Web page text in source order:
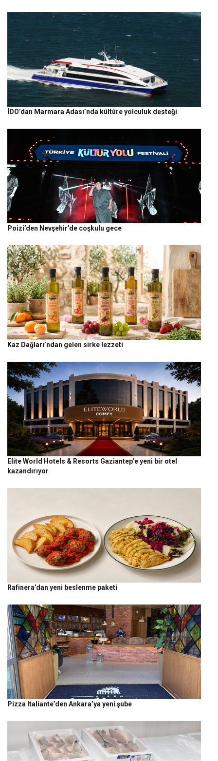
İDO’dan Marmara Adası’nda kültüre yolculuk desteği
Poizi’den Nevşehir’de coşkulu gece
Kaz Dağları’ndan gelen sirke lezzeti
Elite World Hotels & Resorts Gaziantep’e yeni bir otel
kazandırıyor
Rafinera’dan yeni beslenme paketi
Pizza Italiante’den Ankara’ya yeni şube